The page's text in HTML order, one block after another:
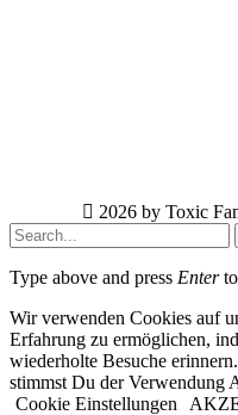
2026 by Toxic
Type above and press Enterto
Wir verwenden Cookies auf
Erfahrung zu ermöglichen,
wiederholte Besuche
stimmst Du der Verwendung
Cookie Einstellungen